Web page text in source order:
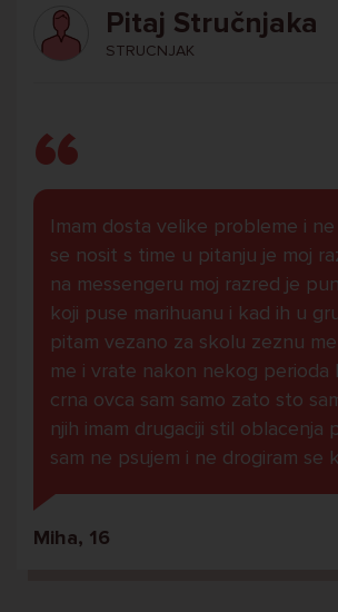
Pitaj Stručnjaka
STRUCNJAK
Imam dosta velike probleme i
se nosit s time u pitanju je moj
na messengeru moj razred je
koji puse marihuanu i kad ih u
pitam vezano za skolu zeznu
me i vrate nakon nekog perioda
crna ovca sam samo zato sto
njih imam drugaciji stil oblacenja
sam ne psujem i ne drogiram se
Miha, 16